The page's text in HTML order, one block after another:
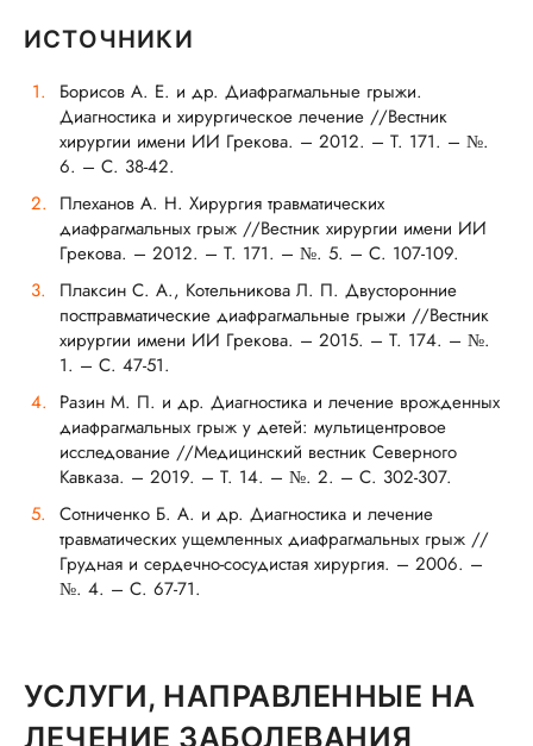
ИСТОЧНИКИ
Борисов А. Е. и др. Диафрагмальные грыжи.
Диагностика и хирургическое лечение //Вестник
хирургии имени ИИ Грекова. – 2012. – Т. 171. – №.
6. – С. 38-42.
Плеханов А. Н. Хирургия травматических
диафрагмальных грыж //Вестник хирургии имени ИИ
Грекова. – 2012. – Т. 171. – №. 5. – С. 107-109.
Плаксин С. А., Котельникова Л. П. Двусторонние
посттравматические диафрагмальные грыжи //Вестник
хирургии имени ИИ Грекова. – 2015. – Т. 174. – №.
1. – С. 47-51.
Разин М. П. и др. Диагностика и лечение врожденных
диафрагмальных грыж у детей: мультицентровое
исследование //Медицинский вестник Северного
Кавказа. – 2019. – Т. 14. – №. 2. – С. 302-307.
Сотниченко Б. А. и др. Диагностика и лечение
травматических ущемленных диафрагмальных грыж //
Грудная и сердечно-сосудистая хирургия. – 2006. –
№. 4. – С. 67-71.
УСЛУГИ, НАПРАВЛЕННЫЕ НА
ЛЕЧЕНИЕ ЗАБОЛЕВАНИЯ